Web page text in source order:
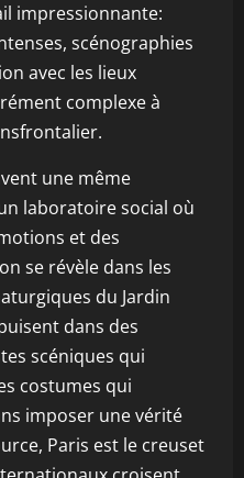
impressionnante:
scénographies
avec les lieux
complexe à
une même
laboratoire social où
et des
se révèle dans les
du Jardin
dans des
scéniques qui
costumes qui
imposer une vérité
Paris est le creuset